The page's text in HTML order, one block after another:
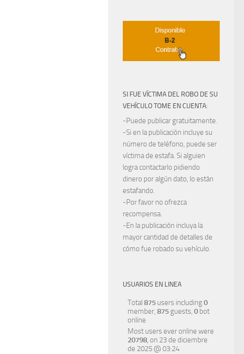
SI FUE VÍCTIMA DEL ROBO DE SU
VEHÍCULO TOME EN CUENTA:
-Puede publicar gratuitamente.
-Si en la publicación incluye su
número de teléfono, puede ser
víctima de estafa. Si alguien
logra contactarlo pidiendo
dinero por algún dato, lo están
estafando.
-Por favor no ofrezca
recompensa.
-En la publicación incluya la
mayor cantidad de detalles de
cómo fue robado su vehículo.
USUARIOS EN LINEA
Total 875 users including0
member, 875 guests, 0 bot
online
Most users ever online were
20798, on 23 de diciembre
de 2025 @ 03:24